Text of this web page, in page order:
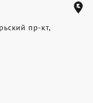
пр-кт,